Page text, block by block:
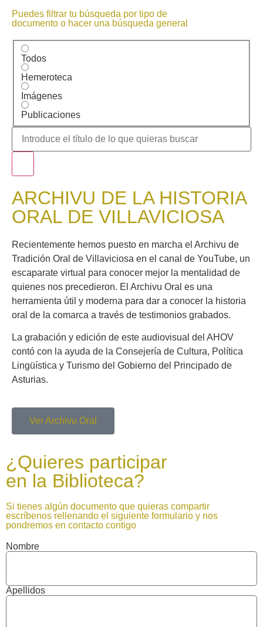
Puedes filtrar tu búsqueda por tipo de
documento o hacer una búsqueda general
Todos
Hemeroteca
Imágenes
Publicaciones
ARCHIVU DE LA HISTORIA
ORAL DE VILLAVICIOSA
Recientemente hemos puesto en marcha el Archivu de
Tradición Oral de Villaviciosa en el canal de YouTube, un
escaparate virtual para conocer mejor la mentalidad de
quienes nos precedieron. El Archivu Oral es una
herramienta útil y moderna para dar a conocer la historia
oral de la comarca a través de testimonios grabados.
La grabación y edición de este audiovisual del AHOV
contó con la ayuda de la Consejería de Cultura, Política
Lingüística y Turismo del Gobierno del Principado de
Asturias.
Ver Archivu Oral
¿Quieres participar
en la Biblioteca?
Si tienes algún documento que quieras compartir
escríbenos rellenando el siguiente formulario y nos
pondremos en contacto contigo
Nombre
Apellidos